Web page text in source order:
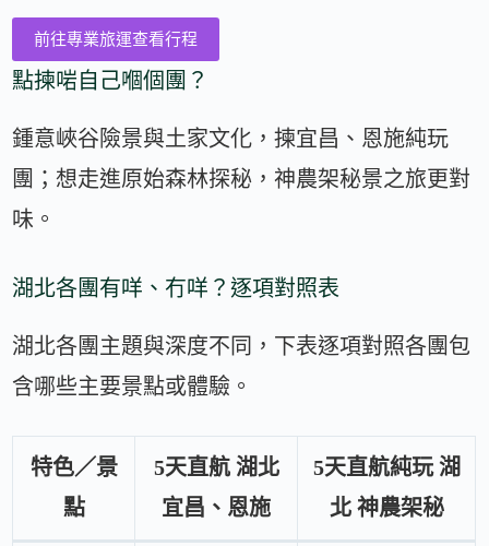
前往專業旅運查看行程
點揀啱自己嗰個團？
鍾意峽谷險景與土家文化，揀宜昌、恩施純玩
團；想走進原始森林探秘，神農架秘景之旅更對
味。
湖北各團有咩、冇咩？逐項對照表
湖北各團主題與深度不同，下表逐項對照各團包
含哪些主要景點或體驗。
特色／景
點
5天直航 湖北
宜昌、恩施
5天直航純玩 湖
北 神農架秘